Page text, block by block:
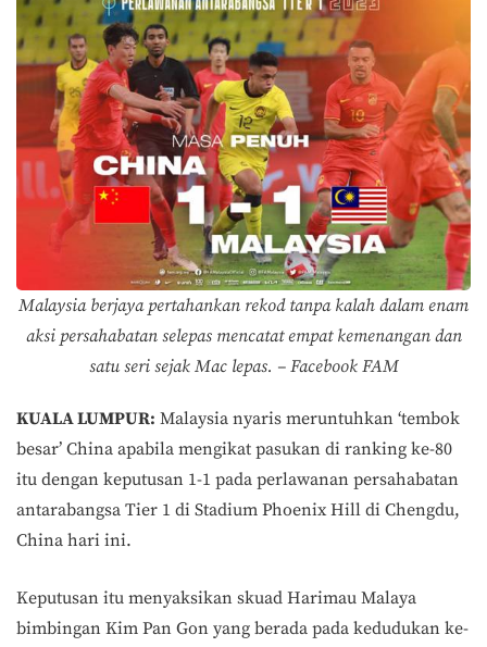
Malaysia berjaya pertahankan rekod tanpa kalah dalam enam
aksi persahabatan selepas mencatat empat kemenangan dan
satu seri sejak Mac lepas. – Facebook FAM
KUALA LUMPUR: Malaysia nyaris meruntuhkan ‘tembok
besar’ China apabila mengikat pasukan di ranking ke-80
itu dengan keputusan 1-1 pada perlawanan persahabatan
antarabangsa Tier 1 di Stadium Phoenix Hill di Chengdu,
China hari ini.
Keputusan itu menyaksikan skuad Harimau Malaya
bimbingan Kim Pan Gon yang berada pada kedudukan ke-